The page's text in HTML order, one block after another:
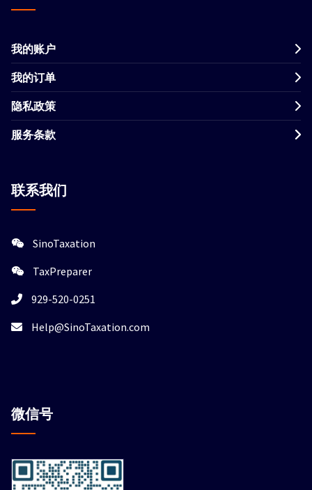
我的账户
我的订单
隐私政策
服务条款
联系我们
SinoTaxation
TaxPreparer
929-520-0251
Help@SinoTaxation.com
微信号